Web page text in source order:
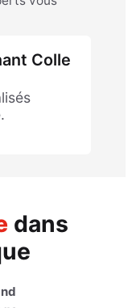
Colle
dans